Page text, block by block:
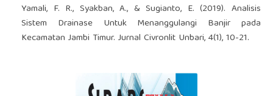
Yamali, F. R., Syakban, A., & Sugianto, E. (2019). Analisis
Sistem Drainase Untuk Menanggulangi Banjir pada
Kecamatan Jambi Timur. Jurnal Civronlit Unbari, 4(1), 10-21.